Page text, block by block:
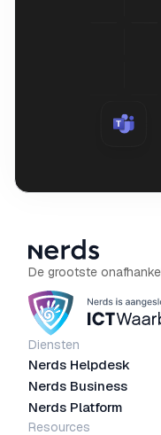
De grootste
Diensten
Nerds Helpdesk
Nerds Business
Nerds Platform
Resources